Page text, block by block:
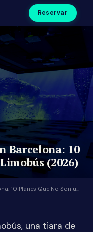
Reservar
Barcelona: 10
(2026)
una tiara de